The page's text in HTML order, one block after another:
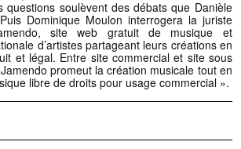
questions soulèvent des débats que Danièle
Dominique Moulon interrogera la juriste
site web gratuit de musique et
d’artistes partageant leurs créations en
et légal. Entre site commercial et site sous
promeut la création musicale tout en
libre de droits pour usage commercial ».